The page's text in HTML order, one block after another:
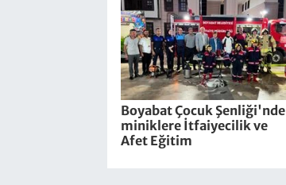
Boyabat Çocuk Şenliği'nde
miniklere İtfaiyecilik ve
Afet Eğitim